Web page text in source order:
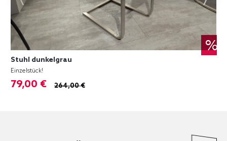
%
Stuhl dunkelgrau
Einzelstück!
79,00 € 264,00 €